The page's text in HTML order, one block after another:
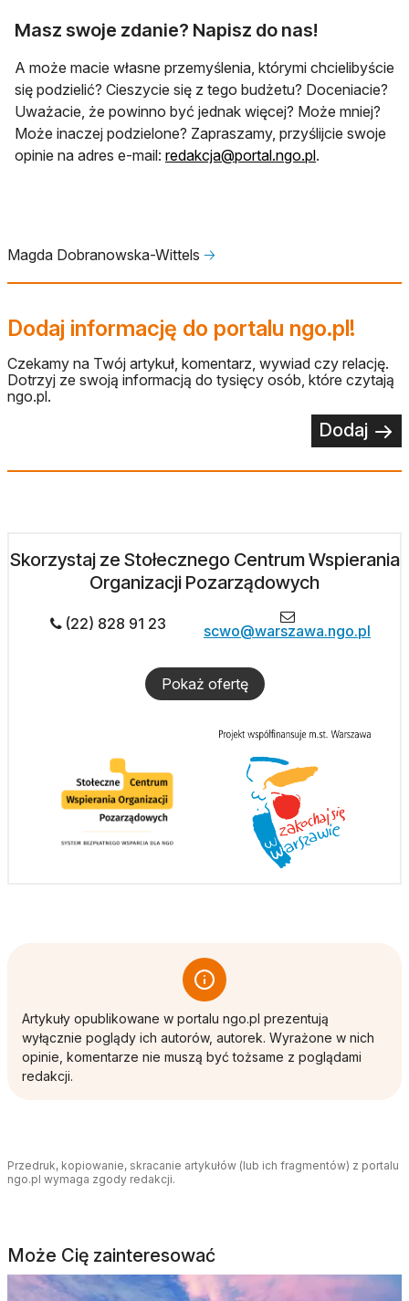
Masz swoje zdanie? Napisz do nas!
A może macie własne przemyślenia, którymi chcielibyście
się podzielić? Cieszycie się z tego budżetu? Doceniacie?
Uważacie, że powinno być jednak więcej? Może mniej?
Może inaczej podzielone? Zapraszamy, przyślijcie swoje
opinie na adres e-mail: redakcja@portal.ngo.pl.
Magda Dobranowska-Wittels 🡢
Dodaj informację do portalu ngo.pl!
Czekamy na Twój artykuł, komentarz, wywiad czy relację.
Dotrzyj ze swoją informacją do tysięcy osób, które czytają
ngo.pl.
Dodaj
Skorzystaj ze Stołecznego Centrum Wspierania
Organizacji Pozarządowych
(22) 828 91 23 scwo@warszawa.ngo.pl
Pokaż ofertę
Artykuły opublikowane w portalu ngo.pl prezentują
wyłącznie poglądy ich autorów, autorek. Wyrażone w nich
opinie, komentarze nie muszą być tożsame z poglądami
redakcji.
Przedruk, kopiowanie, skracanie artykułów (lub ich fragmentów) z portalu
ngo.pl wymaga zgody redakcji.
Może Cię zainteresować